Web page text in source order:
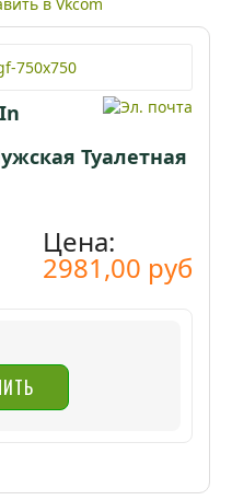
Туалетная
Цена:
2981,00 руб